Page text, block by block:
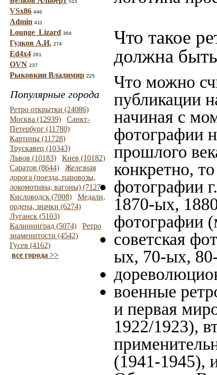
515
VSx86 446
Admin 411
Lounge_Lizard 364
Гудков А.И. 274
Ed4x4 261
OVN 237
Рыковкин Владимир 225
Популярные города
Ретро открытки (24086)
Москва (12939)
Санкт-
Петербург (11780)
Картины (11728)
Трускавец (10343)
Львов (10183)
Киев (10182)
Саратов (8644)
Железная
дорога (поезда, паровозы,
локомотивы, вагоны) (7127)
Кисловодск (7008)
Медали,
ордена, значки (6274)
Луганск (5103)
Калининград (5074)
Ретро
знаменитости (4542)
Гусев (4162)
все города >>
Что такое
должна
Что можно
публикации
начиная c
фотографии
прошлого
конкретно,
фотографии
1870-ых,
фотографии
советская
ых, 70-ых,
военные
и первая
1922/1923),
(1941-1945),